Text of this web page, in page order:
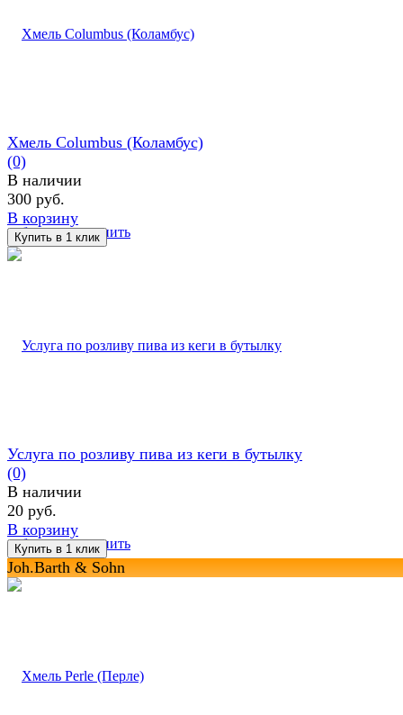
избранное сравнить
Хмель Columbus (Коламбус)
(0)
В наличии
300 руб.
В корзину
избранное сравнить
Услуга по розливу пива из кеги в бутылку
(0)
В наличии
20 руб.
В корзину
Joh.Barth & Sohn